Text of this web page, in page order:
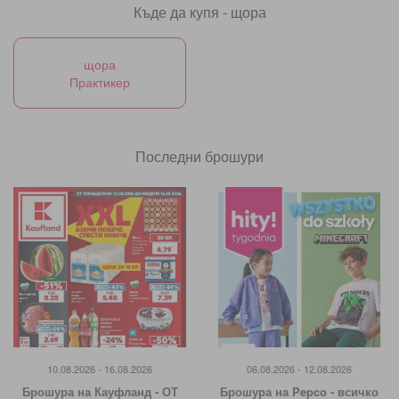
Къде да купя - щора
щора
Практикер
Последни брошури
10.08.2026 - 16.08.2026
Брошура на Кауфланд - ОТ
06.08.2026 - 12.08.2026
Брошура на Pepco - всичко